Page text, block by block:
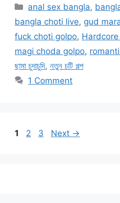
Categories
anal sex bangla,
bangla choti live, gud
fuck choti golpo,
magi choda golpo,
ছামা চুদাচুদি, নতুন চটি গল্প
1 Comment
Page
1 Page
2 Page
3 Next →